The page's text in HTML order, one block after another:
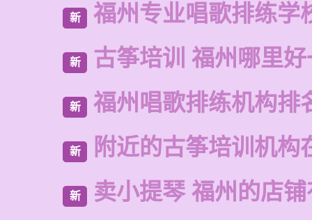
新 福州专业唱歌排练学
新 古筝培训 福州哪里
新 福州唱歌排练机构排
新 附近的古筝培训机构
新 卖小提琴 福州的店